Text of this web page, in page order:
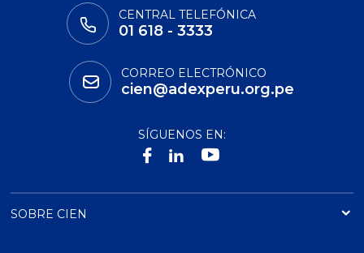
CENTRAL TELEFÓNICA
01 618 - 3333
CORREO ELECTRÓNICO
cien@adexperu.org.pe
SÍGUENOS EN:
SOBRE CIEN